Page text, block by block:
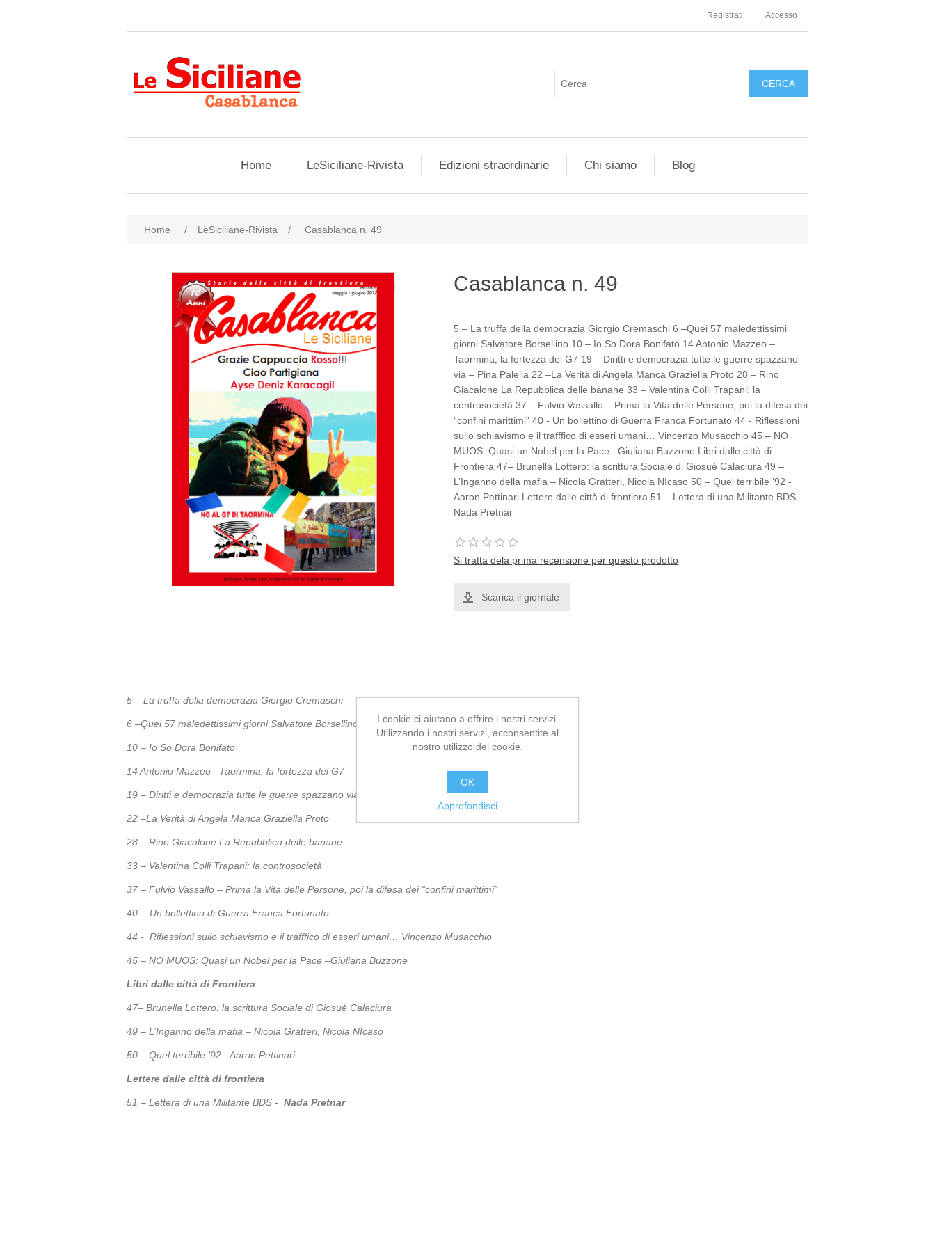
Registrati Accesso
Home LeSiciliane-Rivista Edizioni straordinarie Chi siamo Blog
Home / LeSiciliane-Rivista / Casablanca n. 49
Casablanca n. 49
5 – La truffa della democrazia Giorgio Cremaschi 6 –Quei 57 maledettissimi
giorni Salvatore Borsellino 10 – Io So Dora Bonifato 14 Antonio Mazzeo –
Taormina, la fortezza del G7 19 – Diritti e democrazia tutte le guerre spazzano
via – Pina Palella 22 –La Verità di Angela Manca Graziella Proto 28 – Rino
Giacalone La Repubblica delle banane 33 – Valentina Colli Trapani: la
controsocietà 37 – Fulvio Vassallo – Prima la Vita delle Persone, poi la difesa dei
“confini marittimi” 40 - Un bollettino di Guerra Franca Fortunato 44 - Riflessioni
sullo schiavismo e il trafffico di esseri umani… Vincenzo Musacchio 45 – NO
MUOS: Quasi un Nobel per la Pace –Giuliana Buzzone Libri dalle città di
Frontiera 47– Brunella Lottero: la scrittura Sociale di Giosuè Calaciura 49 –
L’Inganno della mafia – Nicola Gratteri, Nicola NIcaso 50 – Quel terribile ’92 -
Aaron Pettinari Lettere dalle città di frontiera 51 – Lettera di una Militante BDS -
Nada Pretnar
Si tratta dela prima recensione per questo prodotto
Scarica il giornale
5 – La truffa della democrazia Giorgio Cremaschi
6 –Quei 57 maledettissimi giorniSalvatore Borsellino
10 – Io So Dora Bonifato
14 Antonio Mazzeo –Taormina, la fortezza del G7
19 – Diritti e democrazia tutte le guerre spazzano via
22 –La Verità di Angela Manca Graziella Proto
28 – Rino Giacalone La Repubblica delle banane
33 – Valentina Colli Trapani: la controsocietà
37 – Fulvio Vassallo – Prima la Vita delle Persone, poi la difesa dei “confini marittimi”
40 - Un bollettino di Guerra Franca Fortunato
44 - Riflessioni sullo schiavismo e il trafffico di esseri umani… Vincenzo Musacchio
45 – NO MUOS: Quasi un Nobel per la Pace –Giuliana Buzzone
Libri dalle città di Frontiera
47– Brunella Lottero: la scrittura Sociale di Giosuè Calaciura
49 – L’Inganno della mafia – Nicola Gratteri, Nicola NIcaso
50 – Quel terribile ’92 - Aaron Pettinari
Lettere dalle città di frontiera
51 – Lettera di una Militante BDS - Nada Pretnar
I cookie ci aiutano a offrire i nostri servizi.
Utilizzando i nostri servizi, acconsentite al
nostro utilizzo dei cookie.
OK
Approfondisci